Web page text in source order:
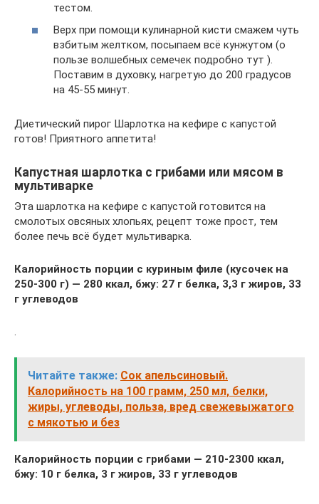
тестом.
Верх при помощи кулинарной кисти смажем чуть
взбитым желтком, посыпаем всё кунжутом (о
пользе волшебных семечек подробно тут ).
Поставим в духовку, нагретую до 200 градусов
на 45-55 минут.
Диетический пирог Шарлотка на кефире с капустой
готов! Приятного аппетита!
Капустная шарлотка с грибами или мясом в
мультиварке
Эта шарлотка на кефире с капустой готовится на
смолотых овсяных хлопьях, рецепт тоже прост, тем
более печь всё будет мультиварка.
Калорийность порции с куриным филе (кусочек на
250-300 г) — 280 ккал, бжу: 27 г белка, 3,3 г жиров, 33
г углеводов
Читайте также: Сок апельсиновый.
Калорийность на 100 грамм, 250 мл, белки,
жиры, углеводы, польза, вред свежевыжатого
с мякотью и без
Калорийность порции с грибами — 210-2300 ккал,
бжу: 10 г белка, 3 г жиров, 33 г углеводов